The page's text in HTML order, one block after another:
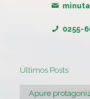
0255-
Últimos Posts
Apure